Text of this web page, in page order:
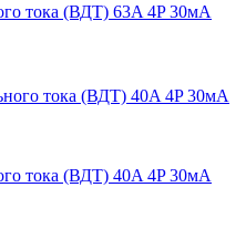
тока (ВДТ) 63A 4P 30мА
тока (ВДТ) 40A 4P 30мА